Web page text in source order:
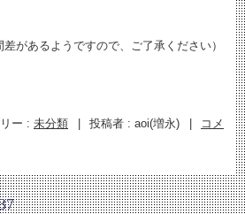
があるようですので、ご了承ください）
ー : 未分類 投稿者 : aoi(増永)
コメ